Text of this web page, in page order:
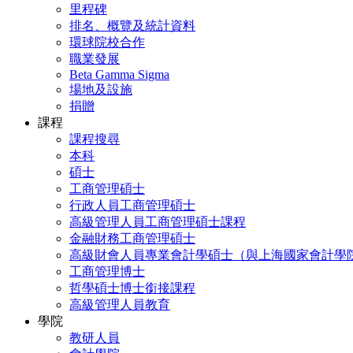
里程碑
排名、概覽及統計資料
環球院校合作
職業發展
Beta Gamma Sigma
場地及設施
捐贈
課程
課程搜尋
本科
碩士
工商管理碩士
行政人員工商管理碩士
高級管理人員工商管理碩士課程
金融財務工商管理碩士
高級財會人員專業會計學碩士（與上海國家會計學
工商管理博士
哲學碩士博士銜接課程
高級管理人員教育
學院
教研人員